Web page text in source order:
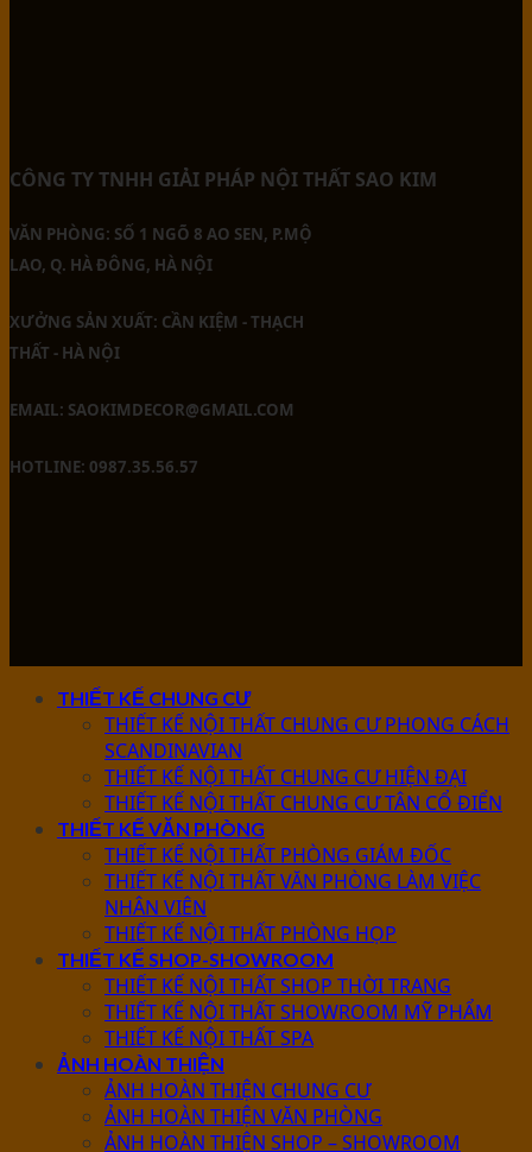
CÔNG TY TNHH GIẢI PHÁP NỘI THẤT SAO KIM
VĂN PHÒNG: SỐ 1 NGÕ 8 AO SEN, P.MỘ
LAO, Q. HÀ ĐÔNG, HÀ NỘI
XƯỞNG SẢN XUẤT: CẦN KIỆM - THẠCH
THẤT - HÀ NỘI
EMAIL: SAOKIMDECOR@GMAIL.COM
HOTLINE: 0987.35.56.57
THIẾT KẾ CHUNG CƯ
THIẾT KẾ NỘI THẤT CHUNG CƯ PHONG CÁCH
SCANDINAVIAN
THIẾT KẾ NỘI THẤT CHUNG CƯ HIỆN ĐẠI
THIẾT KẾ NỘI THẤT CHUNG CƯ TÂN CỔ ĐIỂN
THIẾT KẾ VĂN PHÒNG
THIẾT KẾ NỘI THẤT PHÒNG GIÁM ĐỐC
THIẾT KẾ NỘI THẤT VĂN PHÒNG LÀM VIỆC
NHÂN VIÊN
THIẾT KẾ NỘI THẤT PHÒNG HỌP
THIẾT KẾ SHOP-SHOWROOM
THIẾT KẾ NỘI THẤT SHOP THỜI TRANG
THIẾT KẾ NỘI THẤT SHOWROOM MỸ PHẨM
THIẾT KẾ NỘI THẤT SPA
ẢNH HOÀN THIỆN
ẢNH HOÀN THIỆN CHUNG CƯ
ẢNH HOÀN THIỆN VĂN PHÒNG
ẢNH HOÀN THIỆN SHOP – SHOWROOM